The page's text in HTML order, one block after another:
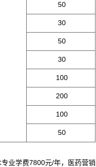
50
30
50
30
100
200
100
50
业学费7800元/年，医药营销